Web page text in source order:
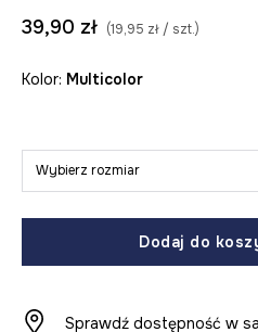
39,90 zł (19,95 zł / szt.)
Kolor: multicolor
Wybierz rozmiar
Dodaj do
Sprawdź dostępność w